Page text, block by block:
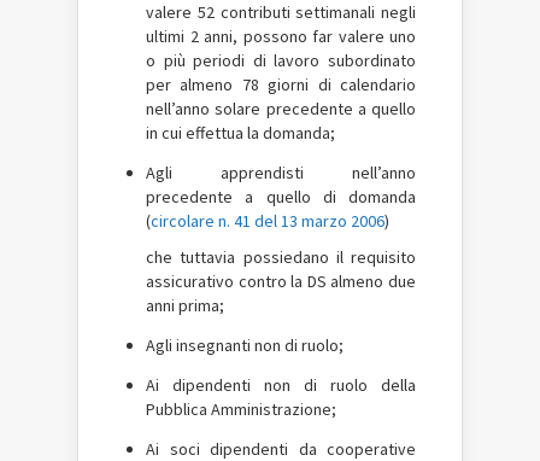
valere 52 contributi settimanali negli
ultimi 2 anni, possono far valere uno
o più periodi di lavoro subordinato
per almeno 78 giorni di calendario
nell’anno solare precedente a quello
in cui effettua la domanda;
Agli apprendisti nell’anno
precedente a quello di domanda
(circolare n. 41 del 13 marzo 2006)
che tuttavia possiedano il requisito
assicurativo contro la DS almeno due
anni prima;
Agli insegnanti non di ruolo;
Ai dipendenti non di ruolo della
Pubblica Amministrazione;
Ai soci dipendenti da cooperative